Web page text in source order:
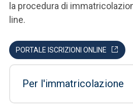
la procedura di
line.
PORTALE ISCRIZIONI ONLINE
Per l'immatricolazione